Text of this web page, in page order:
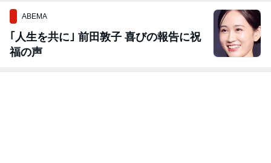
ABEMA
｢人生を共に｣ 前田敦子 喜びの報告に祝
福の声